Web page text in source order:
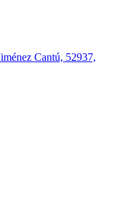
Cantú, 52937,